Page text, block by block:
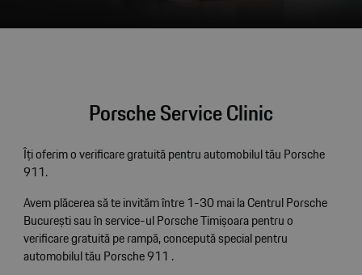
Porsche Service Clinic
Îți oferim o verificare gratuită pentru automobilul tău Porsche
911.
Avem plăcerea să te invităm între 1-30 mai la Centrul Porsche
București sau în service-ul Porsche Timișoara pentru o
verificare gratuită pe rampă, concepută special pentru
automobilul tău Porsche 911 .